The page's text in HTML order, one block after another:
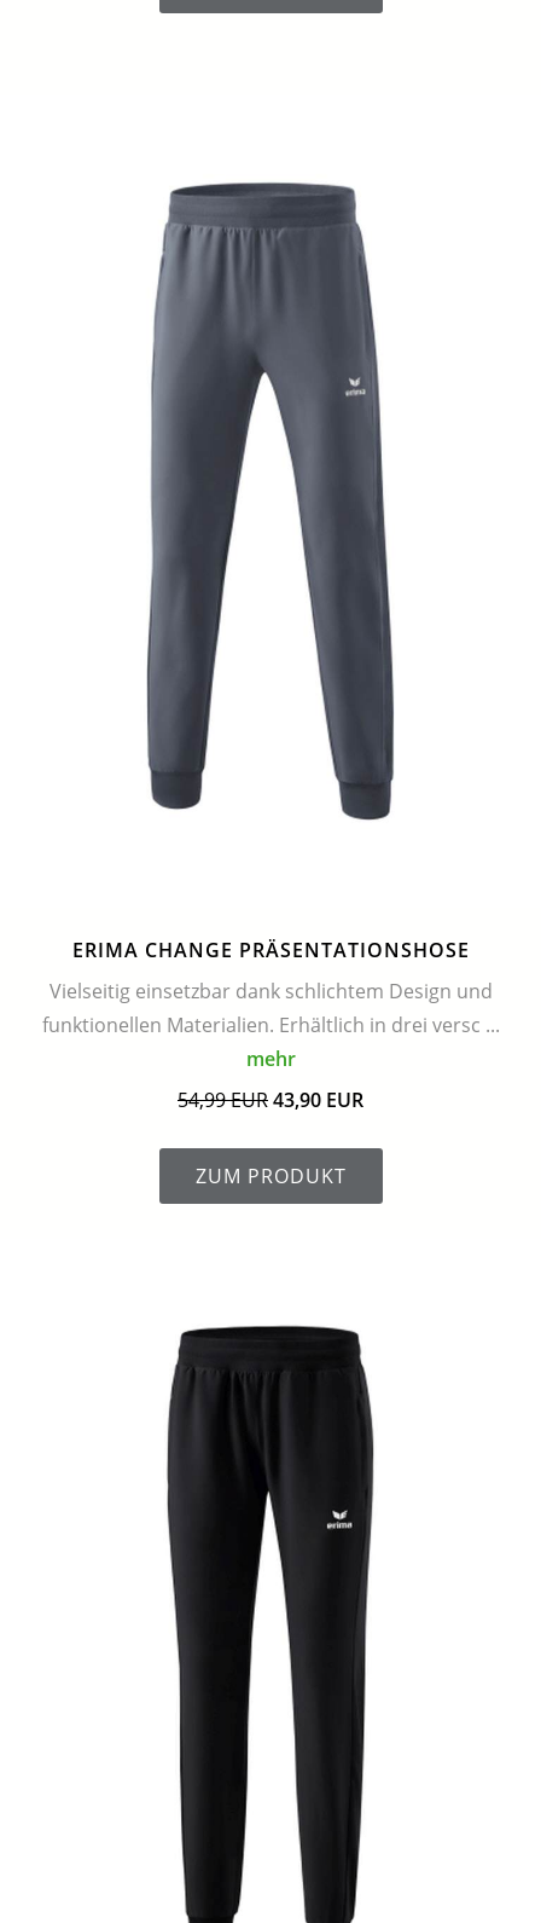
ERIMA CHANGE PRÄSENTATIONSHOSE
Vielseitig einsetzbar dank schlichtem Design und
funktionellen Materialien. Erhältlich in drei versc ...
mehr
54,99 EUR43,90 EUR
ZUM PRODUKT